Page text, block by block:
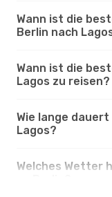
Wann ist die
Berlin nach
Wann ist die
Lagos zu reisen?
Wie lange
Lagos?
Welches Wetter